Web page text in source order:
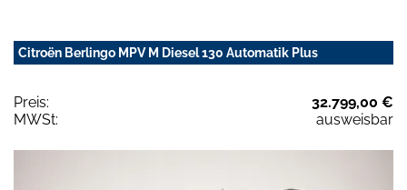
Citroën Berlingo MPV M Diesel 130 Automatik Plus
Preis:
32.799,00 €
MWSt:
ausweisbar